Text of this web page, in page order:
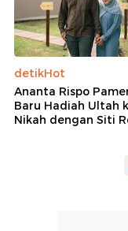
detikHot
Ananta Rispo
Baru Hadiah Ultah
Nikah dengan Siti